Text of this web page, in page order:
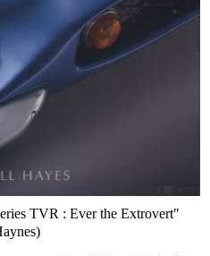
TVR : Ever the Extrovert"